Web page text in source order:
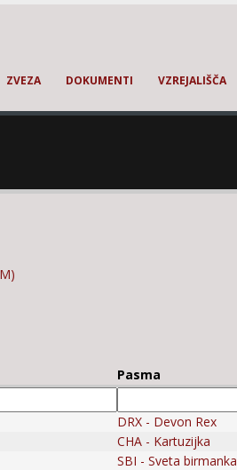
ZVEZA DOKUMENTI VZREJALIŠČA
Pasma
DRX - Devon Rex
CHA - Kartuzijka
SBI - Sveta birmanka